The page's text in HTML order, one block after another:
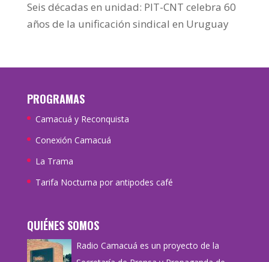
Seis décadas en unidad: PIT-CNT celebra 60
años de la unificación sindical en Uruguay
PROGRAMAS
Camacuá y Reconquista
Conexión Camacuá
La Trama
Tarifa Nocturna por antipodes café
QUIÉNES SOMOS
Radio Camacuá es un proyecto de la